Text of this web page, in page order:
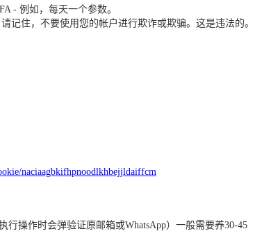
- 例如，每天一个参数。
记住，不要使用您的帐户进行欺诈或欺骗。这是违法的。
naciaagbkifhpnoodlkhbejjldaiffcm
行操作时会弹验证原邮箱或WhatsApp）一般需要养30-45